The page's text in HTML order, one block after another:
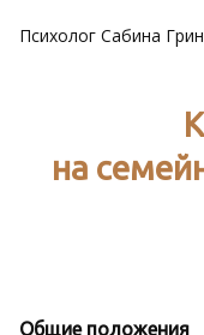
Психолог Сабина Грин
на
Общие положения